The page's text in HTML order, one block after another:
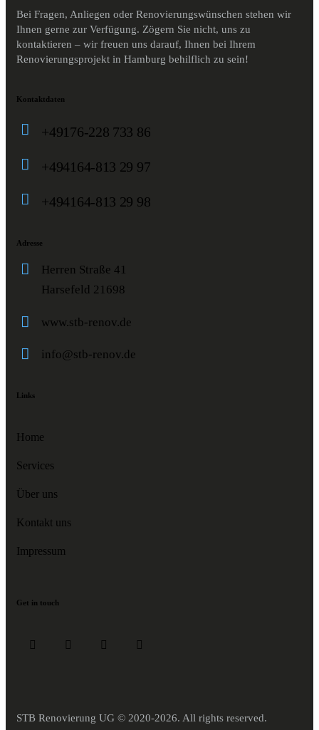
Bei Fragen, Anliegen oder Renovierungswünschen stehen wir
Ihnen gerne zur Verfügung. Zögern Sie nicht, uns zu
kontaktieren – wir freuen uns darauf, Ihnen bei Ihrem
Renovierungsprojekt in Hamburg behilflich zu sein!
Kontaktdaten
+49176-228 733 86
+494164-813 29 97
+494164-813 29 98
Adresse
Herren Straße 41
Harsefeld 21698
www.stb-renov.de
info@stb-renov.de
Links
Home
Services
Über uns
Kontakt uns
Impressum
Get in touch
STB Renovierung UG © 2020-2026. All rights reserved.